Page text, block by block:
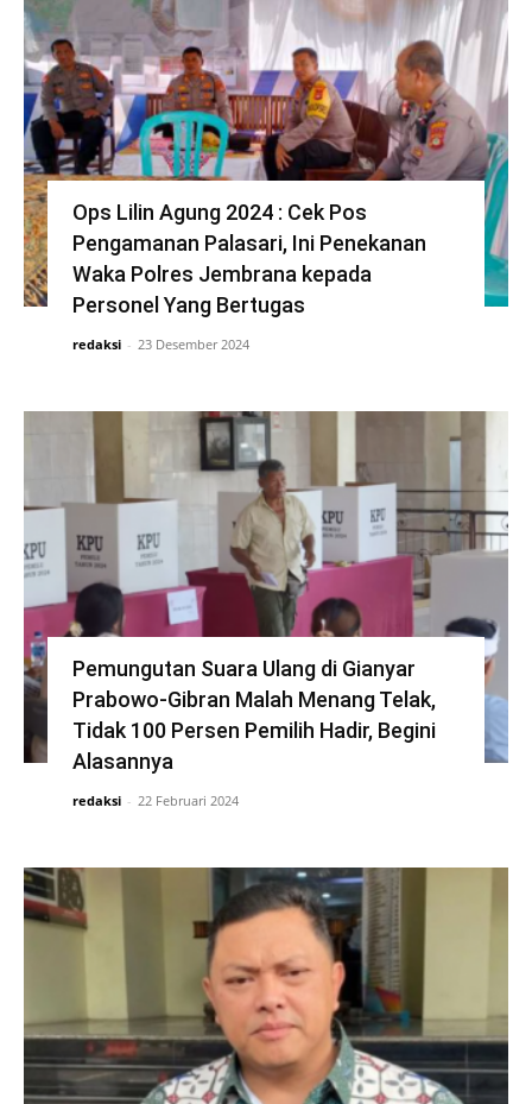
Ops Lilin Agung 2024 : Cek Pos
Pengamanan Palasari, Ini Penekanan
Waka Polres Jembrana kepada
Personel Yang Bertugas
redaksi - 23 Desember 2024
Pemungutan Suara Ulang di Gianyar
Prabowo-Gibran Malah Menang Telak,
Tidak 100 Persen Pemilih Hadir, Begini
Alasannya
redaksi - 22 Februari 2024